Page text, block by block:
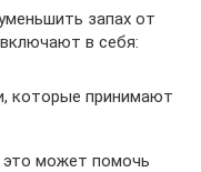
запах от
в себя:
которые принимают
может помочь